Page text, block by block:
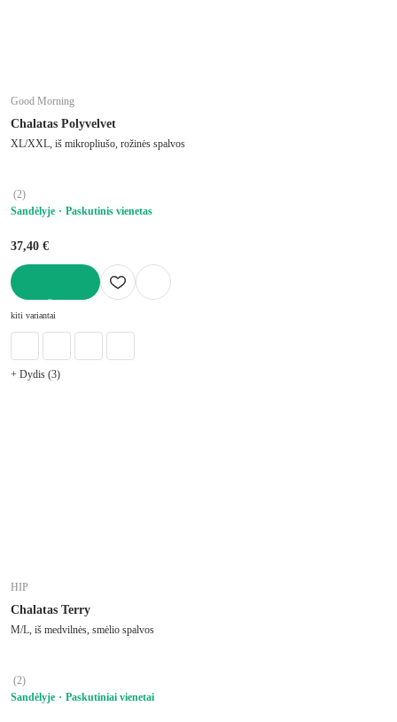
Good Morning
Chalatas Polyvelvet
XL/XXL, iš mikropliušo, rožinės spalvos
(2)
Sandėlyje
Paskutinis vienetas
37,40 €
kiti variantai
+ Dydis (3)
HIP
Chalatas Terry
M/L, iš medvilnės, smėlio spalvos
(2)
Sandėlyje
Paskutiniai vienetai